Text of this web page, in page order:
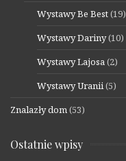
Wystawy Be Best(19)
Wystawy Dariny(10)
Wystawy Lajosa(2)
Wystawy Uranii(5)
Znalazły dom(53)
Ostatnie wpisy